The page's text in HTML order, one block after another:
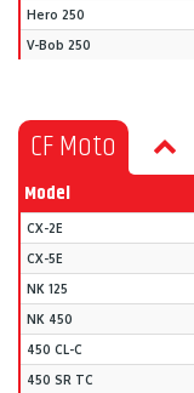
Hero 250
V-Bob 250
CF Moto
Model
CX-2E
CX-5E
NK 125
NK 450
450 CL-C
450 SR TC